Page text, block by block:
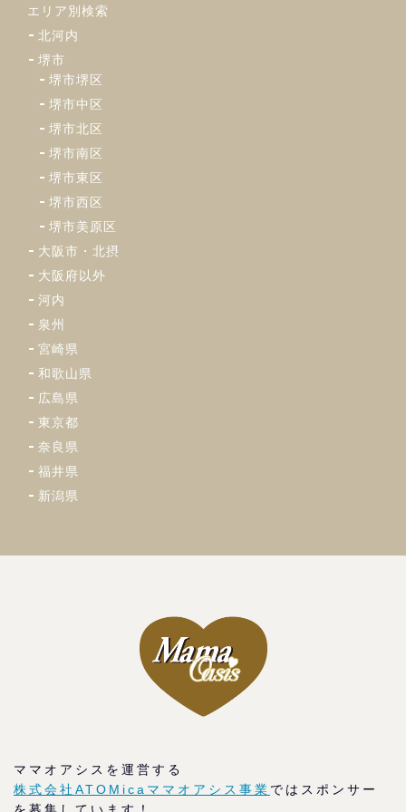
エリア別検索
北河内
堺市
堺市堺区
堺市中区
堺市北区
堺市南区
堺市東区
堺市西区
堺市美原区
大阪市・北摂
大阪府以外
河内
泉州
宮崎県
和歌山県
広島県
東京都
奈良県
福井県
新潟県
ママオアシスを運営する
株式会社ATOMicaママオアシス事業 ではスポンサー